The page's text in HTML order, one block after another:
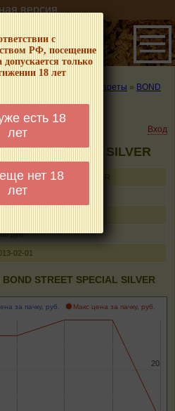
с
РФ, посещение
допускается только
18 лет
есть 18
лет
нет 18
лет
версия
курении Цены на сигареты » BOND
Вход
SPECIAL SILVER
STREET SPECIAL SILVER
с фильтром
руб
02-01
STREET SPECIAL SILVER
за пачку, руб. Макс цена за пачку, руб.
20
20